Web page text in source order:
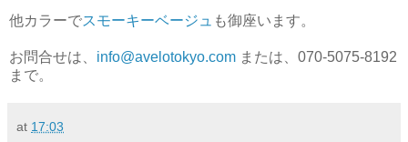
他カラーでスモーキーベージュ も御座います。
お問合せは、 info@avelotokyo.com または、070-5075-8192
まで。
at 17:03